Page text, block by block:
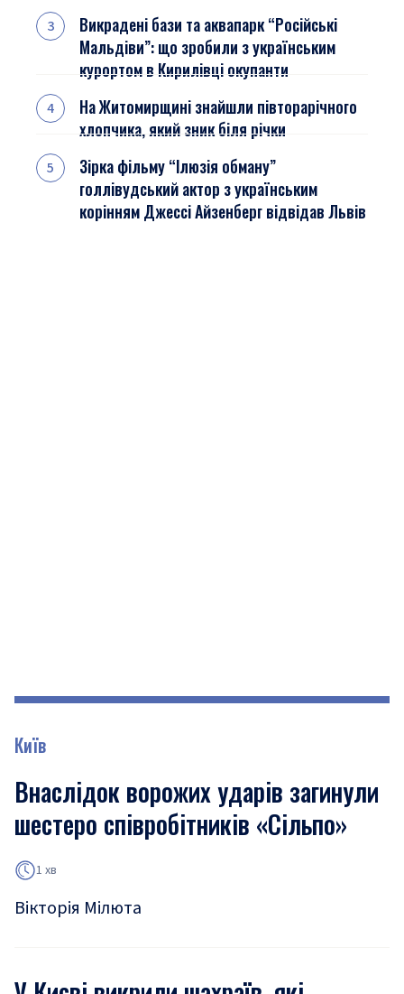
Викрадені бази та аквапарк “Російські
Мальдіви”: що зробили з українським
курортом в Кирилівці окупанти
На Житомирщині знайшли півторарічного
хлопчика, який зник біля річки
Зірка фільму “Ілюзія обману”
голлівудський актор з українським
корінням Джессі Айзенберг відвідав Львів
Київ
Внаслідок ворожих ударів загинули
шестеро співробітників «Сільпо»
1 хв
Вікторія Мілюта